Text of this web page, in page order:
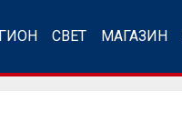
СВЕТ МАГАЗИН